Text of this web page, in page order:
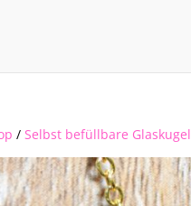
/Selbst befüllbare Glaskugel